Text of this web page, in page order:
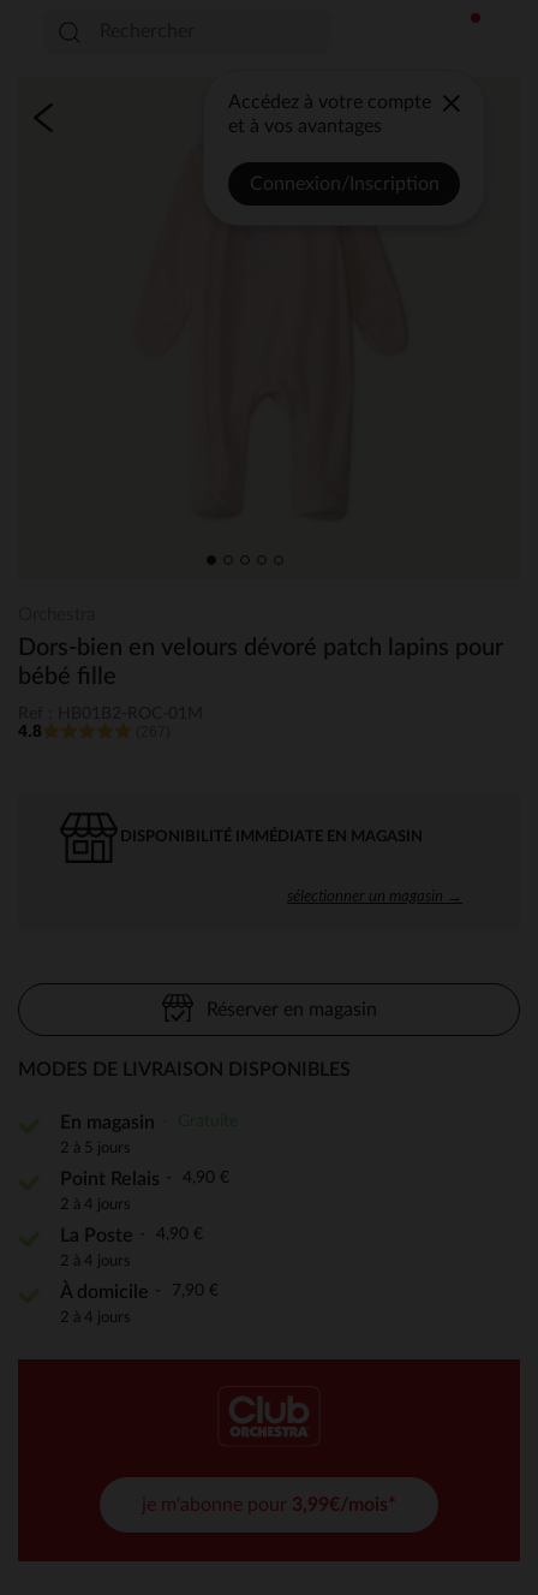
Accédez à votre compte
et à vos avantages
Connexion/Inscription
Dors-bien en velours dévoré patch lapins pour
bébé fille
4.8
DISPONIBILITÉ IMMÉDIATE EN MAGASIN
sélectionner un magasin →
Réserver en magasin
MODES DE LIVRAISON DISPONIBLES
En magasin
2 à 5 jours
Point Relais 4,90 €
2 à 4 jours
La Poste 4,90 €
2 à 4 jours
À domicile 7,90 €
2 à 4 jours
je m'abonne pour 3,99€/mois*